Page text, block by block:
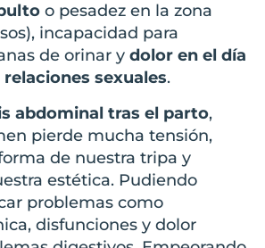
o pesadez en la zona
incapacidad para
de orinar y dolor en el día
sexuales.
abdominal tras el parto,
pierde mucha tensión,
de nuestra tripa y
estética. Pudiendo
problemas como
disfunciones y dolor